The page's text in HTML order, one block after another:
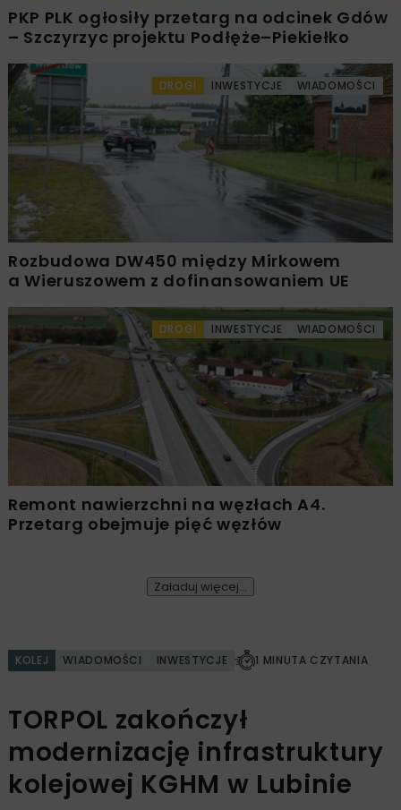
PKP PLK ogłosiły przetarg na odcinek Gdów
– Szczyrzyc projektu Podłęże–Piekiełko
DROGI INWESTYCJE WIADOMOŚCI
Rozbudowa DW450 między Mirkowem
a Wieruszowem z dofinansowaniem UE
DROGI INWESTYCJE WIADOMOŚCI
Remont nawierzchni na węzłach A4.
Przetarg obejmuje pięć węzłów
Załaduj więcej...
KOLEJ WIADOMOŚCI INWESTYCJE 1 MINUTA CZYTANIA
TORPOL zakończył
modernizację infrastruktury
kolejowej KGHM w Lubinie